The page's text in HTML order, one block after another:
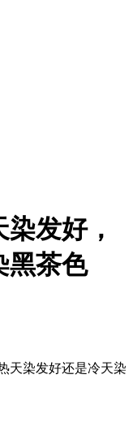
发好，
黑茶色
天染发好还是冷天染